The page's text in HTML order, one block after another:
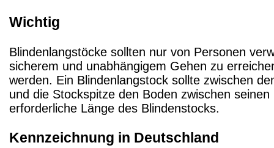
Wichtig
Blindenlangstöcke sollten nur von Personen
sicherem und unabhängigem Gehen zu
werden. Ein Blindenlangstock sollte zwischen
und die Stockspitze den Boden zwischen
erforderliche Länge des Blindenstocks.
Kennzeichnung in Deutschland